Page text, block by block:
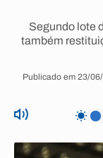
Segundo lote
também
Publicado em 23/